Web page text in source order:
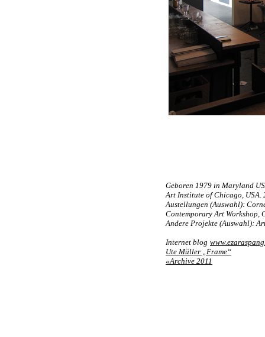
Geboren 1979 in Maryland
Art Institute of Chicago, USA.
Austellungen (Auswahl):
Contemporary Art Workshop,
Andere Projekte (Auswahl):
Internet blog
Ute Müller „Frame“
«Archive 2011